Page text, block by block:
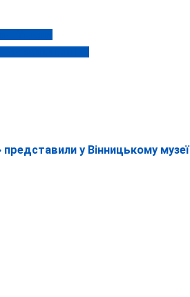
у Вінницькому музеї